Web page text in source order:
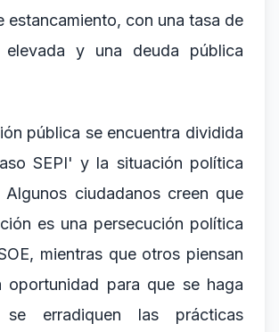
estancamiento, con una tasa de
elevada y una deuda pública
pública se encuentra dividida
SEPI' y la situación política
Algunos ciudadanos creen que
es una persecución política
mientras que otros piensan
oportunidad para que se haga
erradiquen las prácticas